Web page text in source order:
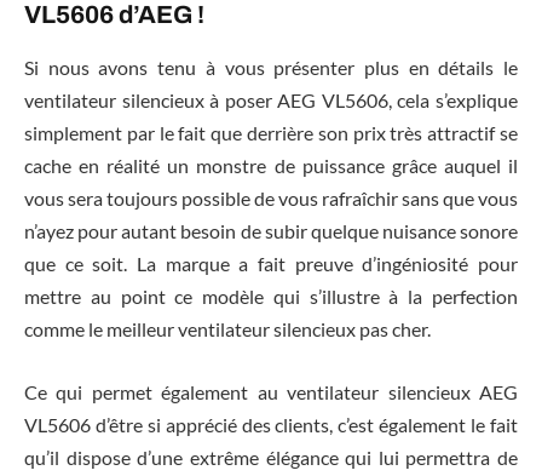
VL5606 d’AEG !
Si nous avons tenu à vous présenter plus en détails le
ventilateur silencieux à poser AEG VL5606, cela s’explique
simplement par le fait que derrière son prix très attractif se
cache en réalité un monstre de puissance grâce auquel il
vous sera toujours possible de vous rafraîchir sans que vous
n’ayez pour autant besoin de subir quelque nuisance sonore
que ce soit. La marque a fait preuve d’ingéniosité pour
mettre au point ce modèle qui s’illustre à la perfection
comme le meilleur ventilateur silencieux pas cher.
Ce qui permet également au ventilateur silencieux AEG
VL5606 d’être si apprécié des clients, c’est également le fait
qu’il dispose d’une extrême élégance qui lui permettra de